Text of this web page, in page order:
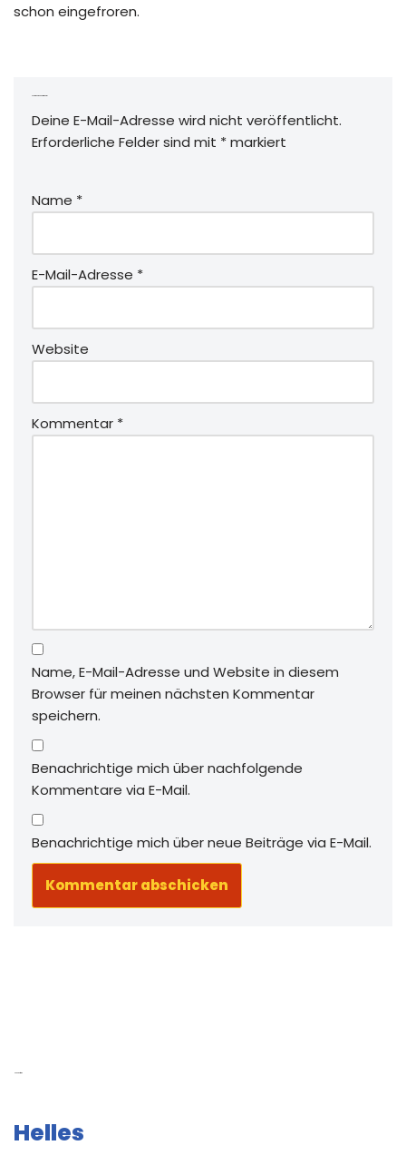
schon eingefroren.
Deine E-Mail-Adresse wird nicht veröffentlicht.
Erforderliche Felder sind mit *markiert
Name *
E-Mail-Adresse *
Website
Kommentar *
Name, E-Mail-Adresse und Website in diesem
Browser für meinen nächsten Kommentar
speichern.
Benachrichtige mich über nachfolgende
Kommentare via E-Mail.
Benachrichtige mich über neue Beiträge via E-Mail.
Helles